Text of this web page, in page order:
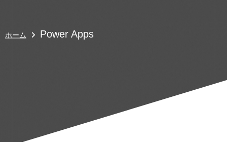
ホーム Power Apps